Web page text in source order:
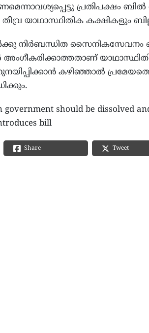
പ്രതിപക്ഷം ബിൽ
യാഥാസ്ഥിതിക കക്ഷികളും
നിർബന്ധിത സൈനികസേവനം
കഴിഞ്ഞാൽ
government should be dissolved
bill
Share Tweet